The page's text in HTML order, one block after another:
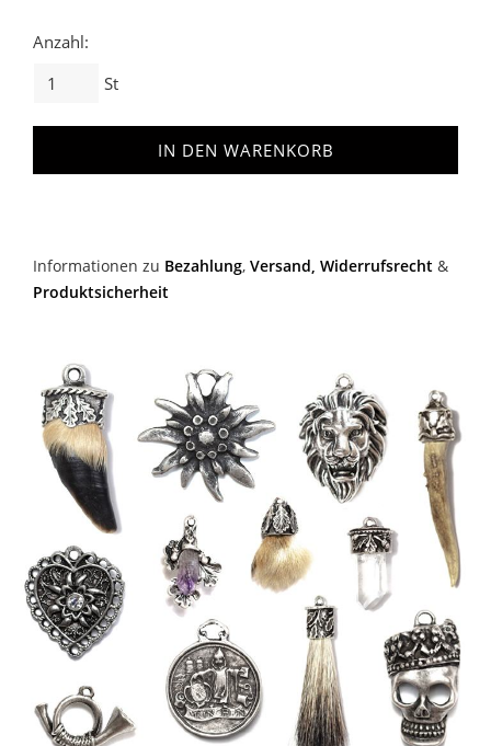
Anzahl:
St
IN DEN WARENKORB
Informationen zu Bezahlung, Versand, Widerrufsrecht &
Produktsicherheit